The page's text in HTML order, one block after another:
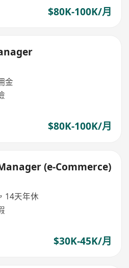
$80K-100K/月
金
$80K-100K/月
(e-Commerce)
14天年休
$30K-45K/月